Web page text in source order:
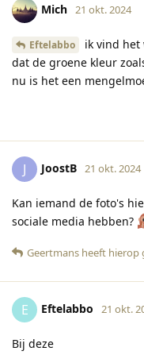
Mich 21 okt. 2024
Eftelabbo
ik vind het
dat de groene kleur
nu is het een
J JoostB 21 okt. 2024
Kan iemand de foto's
sociale media hebben?
Geertmans heeft hierop
E Eftelabbo 21 okt.
Bij deze